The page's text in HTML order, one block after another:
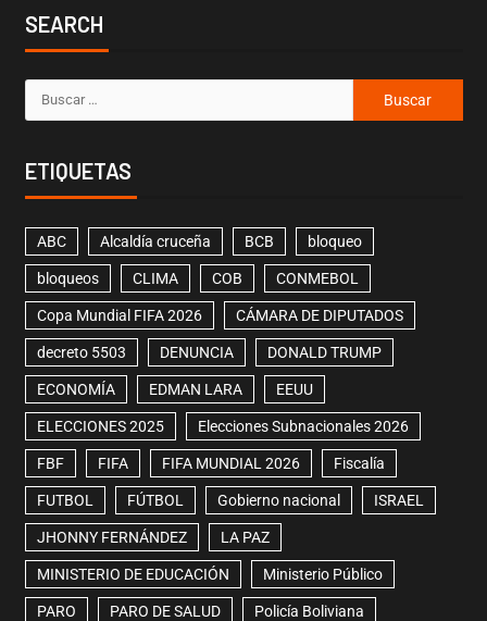
SEARCH
ETIQUETAS
ABC Alcaldía cruceña BCB bloqueo
bloqueos CLIMA COB CONMEBOL
Copa Mundial FIFA 2026 CÁMARA DE DIPUTADOS
decreto 5503 DENUNCIA DONALD TRUMP
ECONOMÍA EDMAN LARA EEUU
ELECCIONES 2025 Elecciones Subnacionales 2026
FBF FIFA FIFA MUNDIAL 2026 Fiscalía
FUTBOL FÚTBOL Gobierno nacional ISRAEL
JHONNY FERNÁNDEZ LA PAZ
MINISTERIO DE EDUCACIÓN Ministerio Público
PARO PARO DE SALUD Policía Boliviana